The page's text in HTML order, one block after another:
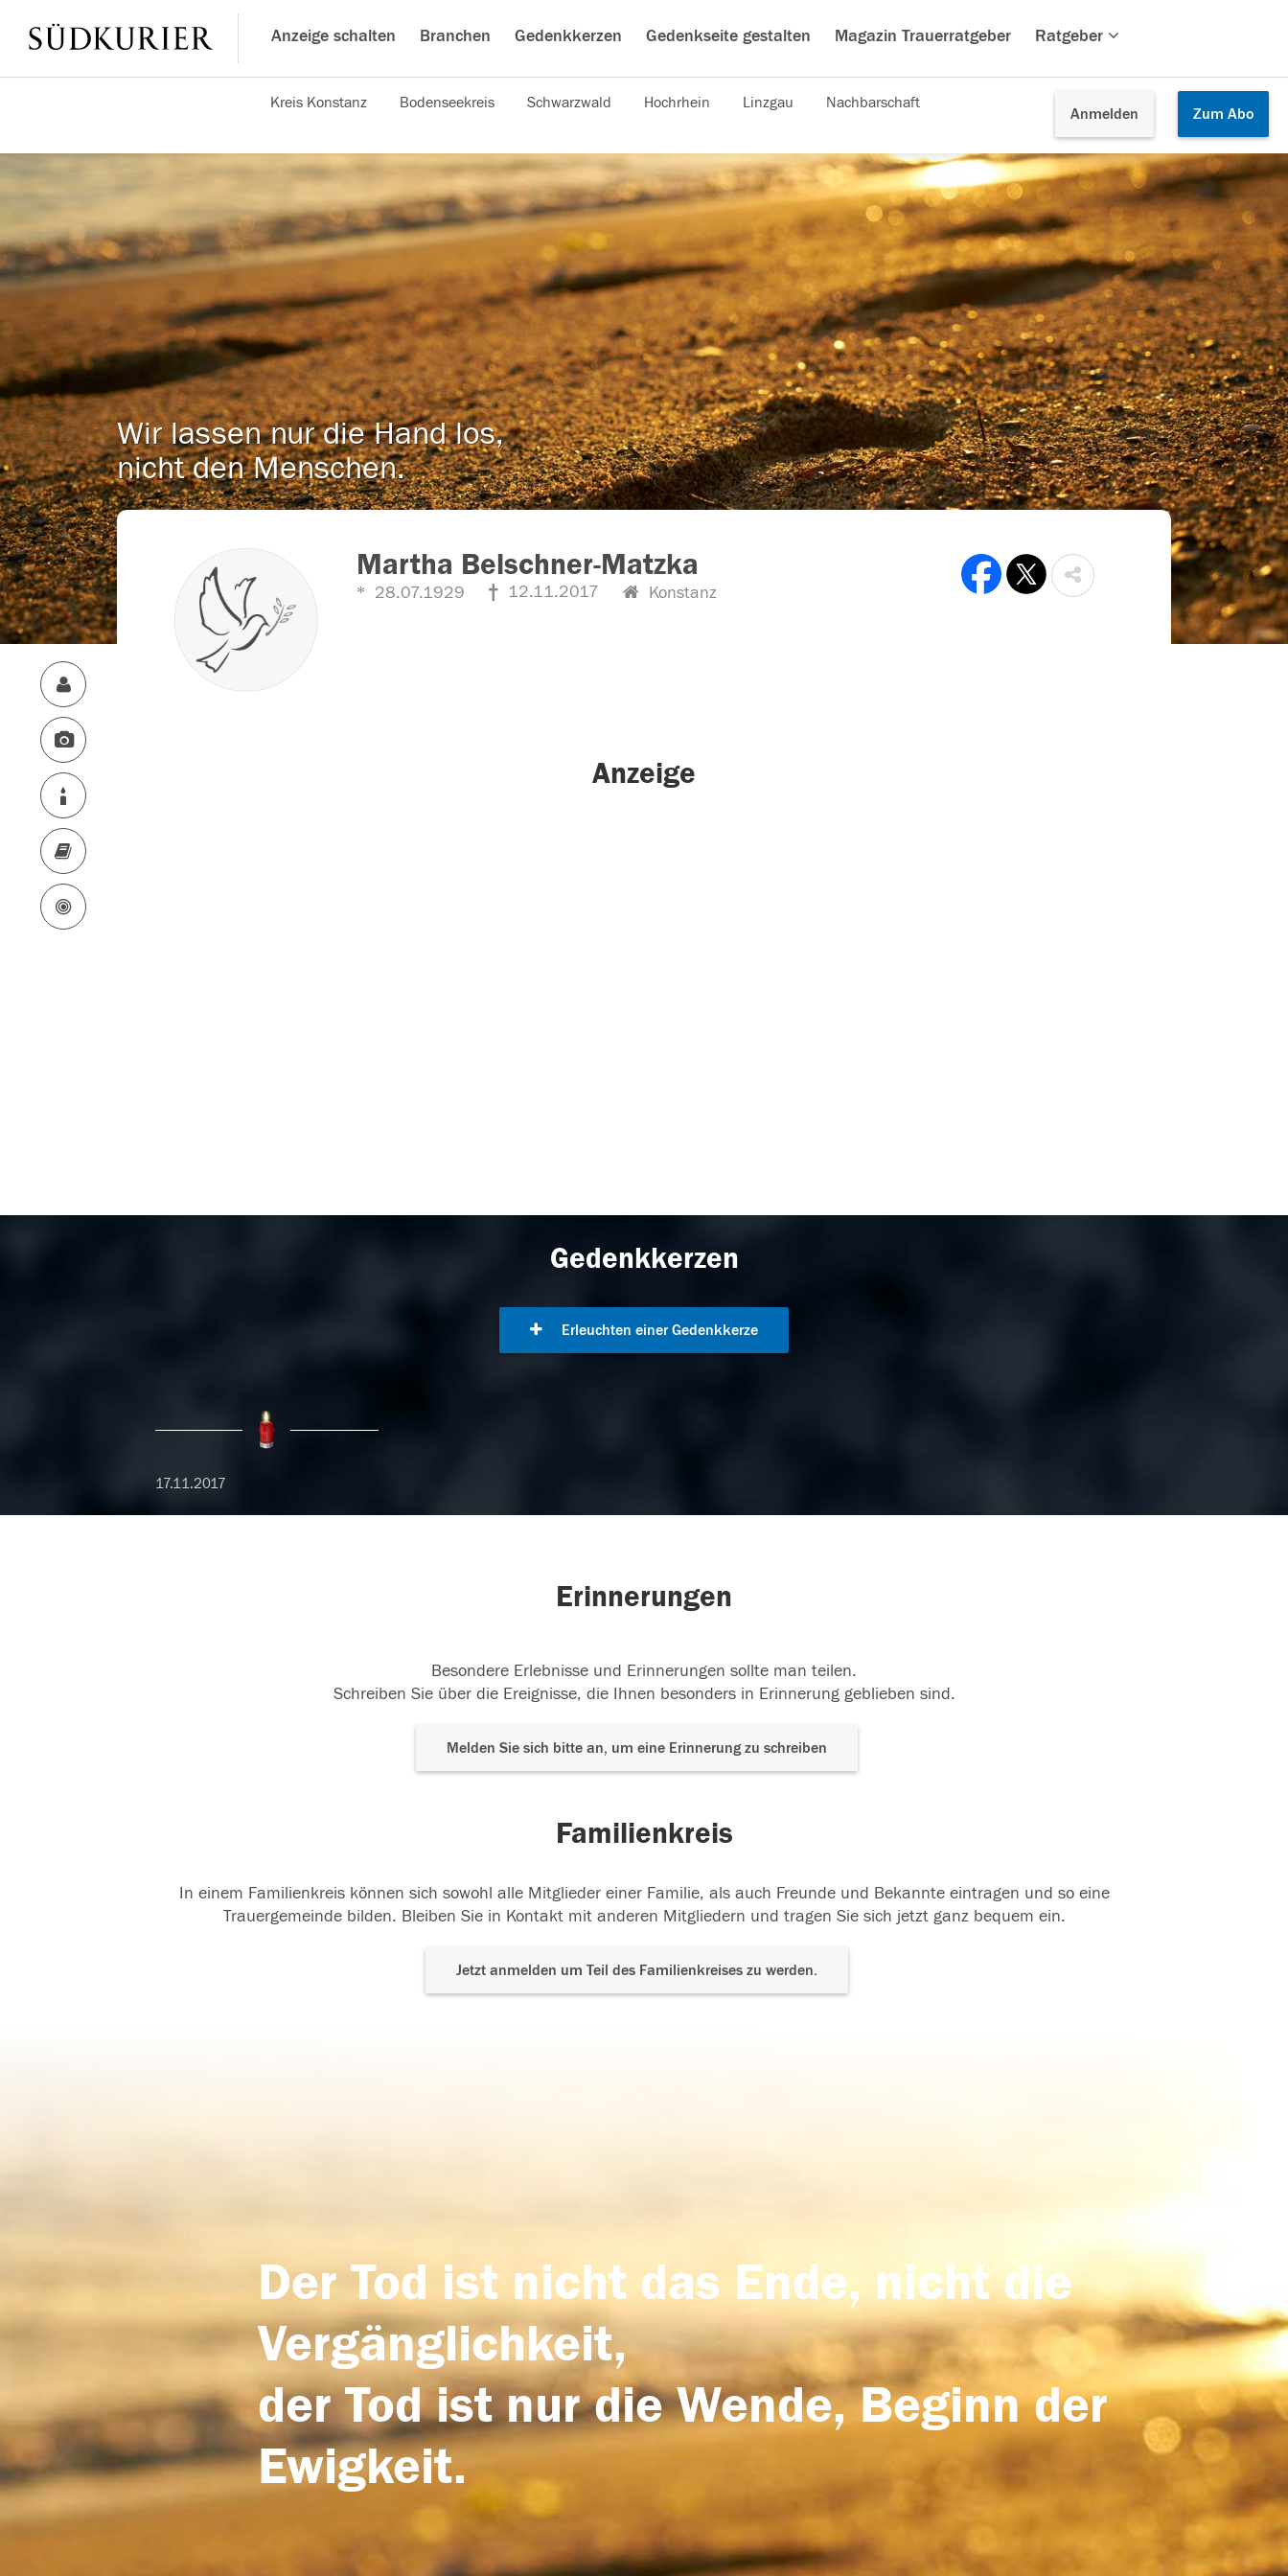
Anzeige schalten Branchen Gedenkkerzen Gedenkseite gestalten Magazin Trauerratgeber Ratgeber
Anmelden Zum Abo
Kreis Konstanz Bodenseekreis Schwarzwald Hochrhein Linzgau Nachbarschaft
Wir lassen nur die Hand los,
nicht den Menschen.
Martha Belschner-Matzka
28.07.1929 12.11.2017 Konstanz
Anzeige
Gedenkkerzen
Erleuchten einer Gedenkkerze
17.11.2017
Erinnerungen
Besondere Erlebnisse und Erinnerungen sollte man teilen.
Schreiben Sie über die Ereignisse, die Ihnen besonders in Erinnerung geblieben sind.
Melden Sie sich bitte an, um eine Erinnerung zu schreiben
Familienkreis
In einem Familienkreis können sich sowohl alle Mitglieder einer Familie, als auch Freunde und Bekannte eintragen und so eine
Trauergemeinde bilden. Bleiben Sie in Kontakt mit anderen Mitgliedern und tragen Sie sich jetzt ganz bequem ein.
Jetzt anmelden um Teil des Familienkreises zu werden.
Der Tod ist nicht das Ende, nicht die
Vergänglichkeit,
der Tod ist nur die Wende, Beginn der
Ewigkeit.